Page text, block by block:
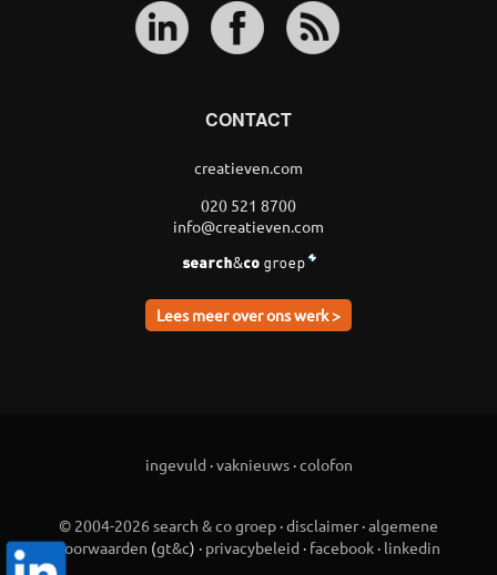
CONTACT
creatieven.com
020 521 8700
info@creatieven.com
Lees meer over ons werk >
ingevuld ·vaknieuws·colofon
© 2004-2026 search & co groep ·disclaimer ·algemene
voorwaarden (gt&c) · privacybeleid · facebook · linkedin